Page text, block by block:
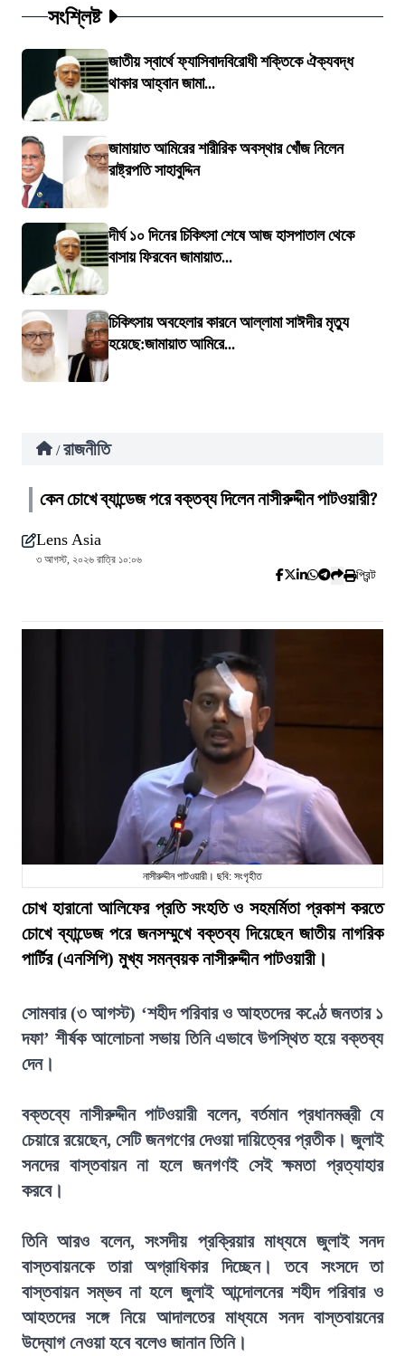
সংশ্লিষ্ট
জাতীয় স্বার্থে ফ্যাসিবাদবিরোধী শক্তিকে ঐক্যবদ্ধ
থাকার আহ্বান জামা...
জামায়াত আমিরের শারীরিক অবস্থার খোঁজ নিলেন
রাষ্ট্রপতি সাহাবুদ্দিন
দীর্ঘ ১০ দিনের চিকিৎসা শেষে আজ হাসপাতাল থেকে
বাসায় ফিরবেন জামায়াত...
চিকিৎসায় অবহেলার কারনে আল্লামা সাঈদীর মৃত্যু
হয়েছে:জামায়াত আমিরে...
/ রাজনীতি
কেন চোখে ব্যান্ডেজ পরে বক্তব্য দিলেন নাসীরুদ্দীন পাটওয়ারী?
Lens Asia
৩ আগস্ট, ২০২৬ রাত্রি ১০:০৬
প্রিন্ট
নাসীরুদ্দীন পাটওয়ারী। ছবি: সংগৃহীত
চোখ হারানো আলিফের প্রতি সংহতি ও সহমর্মিতা প্রকাশ করতে
চোখে ব্যান্ডেজ পরে জনসম্মুখে বক্তব্য দিয়েছেন জাতীয় নাগরিক
পার্টির (এনসিপি) মুখ্য সমন্বয়ক নাসীরুদ্দীন পাটওয়ারী।
সোমবার (৩ আগস্ট) ‘শহীদ পরিবার ও আহতদের কণ্ঠে জনতার ১
দফা’ শীর্ষক আলোচনা সভায় তিনি এভাবে উপস্থিত হয়ে বক্তব্য
দেন।
বক্তব্যে নাসীরুদ্দীন পাটওয়ারী বলেন, বর্তমান প্রধানমন্ত্রী যে
চেয়ারে রয়েছেন, সেটি জনগণের দেওয়া দায়িত্বের প্রতীক। জুলাই
সনদের বাস্তবায়ন না হলে জনগণই সেই ক্ষমতা প্রত্যাহার
করবে।
তিনি আরও বলেন, সংসদীয় প্রক্রিয়ার মাধ্যমে জুলাই সনদ
বাস্তবায়নকে তারা অগ্রাধিকার দিচ্ছেন। তবে সংসদে তা
বাস্তবায়ন সম্ভব না হলে জুলাই আন্দোলনের শহীদ পরিবার ও
আহতদের সঙ্গে নিয়ে আদালতের মাধ্যমে সনদ বাস্তবায়নের
উদ্যোগ নেওয়া হবে বলেও জানান তিনি।